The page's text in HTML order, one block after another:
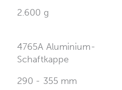
2.600 g
4765A Aluminium-
Schaftkappe
290 - 355 mm